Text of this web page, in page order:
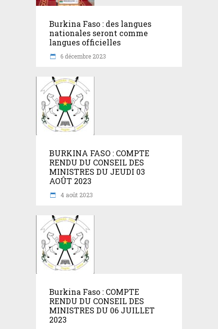
Burkina Faso : des langues
nationales seront comme
langues officielles
6 décembre 2023
BURKINA FASO : COMPTE
RENDU DU CONSEIL DES
MINISTRES DU JEUDI 03
AOÛT 2023
4 août 2023
Burkina Faso : COMPTE
RENDU DU CONSEIL DES
MINISTRES DU 06 JUILLET
2023